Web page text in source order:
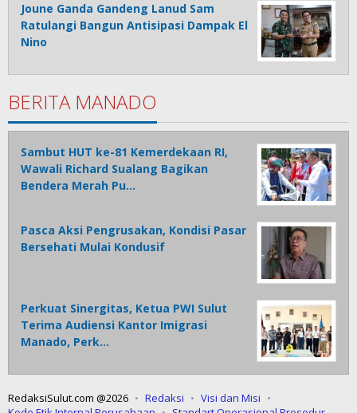
Joune Ganda Gandeng Lanud Sam
Ratulangi Bangun Antisipasi Dampak El
Nino
BERITA MANADO
Sambut HUT ke-81 Kemerdekaan RI,
Wawali Richard Sualang Bagikan
Bendera Merah Pu…
Pasca Aksi Pengrusakan, Kondisi Pasar
Bersehati Mulai Kondusif
Perkuat Sinergitas, Ketua PWI Sulut
Terima Audiensi Kantor Imigrasi
Manado, Perk…
RedaksiSulut.com @2026 Redaksi
Visi dan Misi